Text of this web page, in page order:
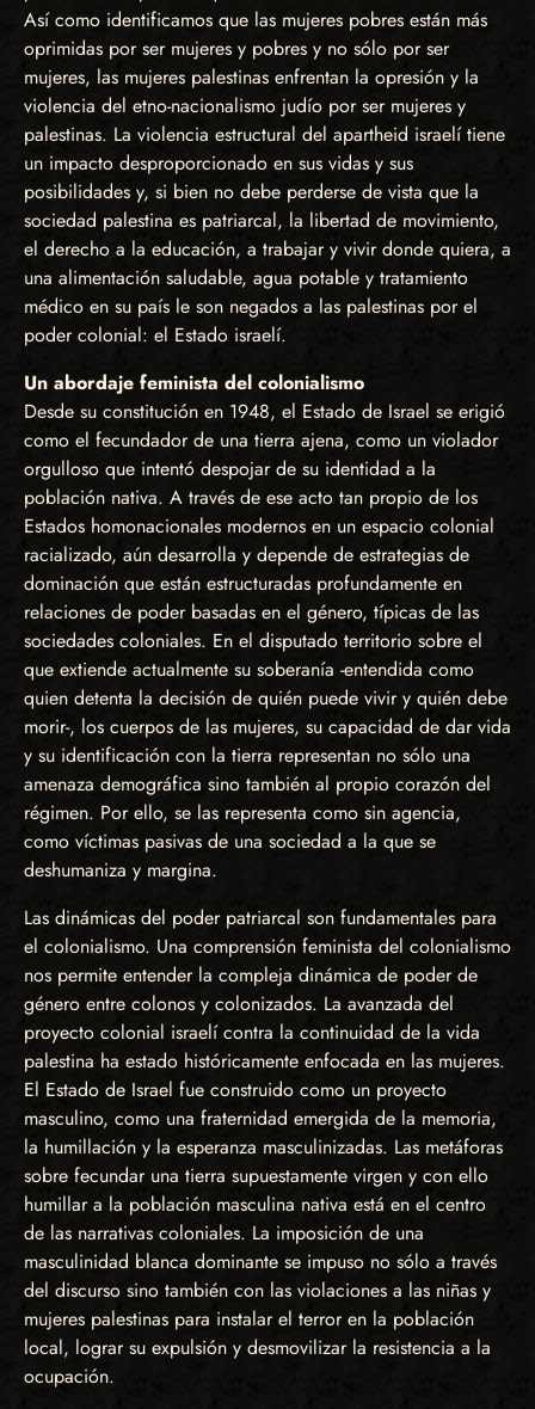
Así como identificamos que las mujeres pobres están más
oprimidas por ser mujeres y pobres y no sólo por ser
mujeres, las mujeres palestinas enfrentan la opresión y la
violencia del etno-nacionalismo judío por ser mujeres y
palestinas. La violencia estructural del apartheid israelí tiene
un impacto desproporcionado en sus vidas y sus
posibilidades y, si bien no debe perderse de vista que la
sociedad palestina es patriarcal, la libertad de movimiento,
el derecho a la educación, a trabajar y vivir donde quiera, a
una alimentación saludable, agua potable y tratamiento
médico en su país le son negados a las palestinas por el
poder colonial: el Estado israelí.
Un abordaje feminista del colonialismo
Desde su constitución en 1948, el Estado de Israel se erigió
como el fecundador de una tierra ajena, como un violador
orgulloso que intentó despojar de su identidad a la
población nativa. A través de ese acto tan propio de los
Estados homonacionales modernos en un espacio colonial
racializado, aún desarrolla y depende de estrategias de
dominación que están estructuradas profundamente en
relaciones de poder basadas en el género, típicas de las
sociedades coloniales. En el disputado territorio sobre el
que extiende actualmente su soberanía -entendida como
quien detenta la decisión de quién puede vivir y quién debe
morir-, los cuerpos de las mujeres, su capacidad de dar vida
y su identificación con la tierra representan no sólo una
amenaza demográfica sino también al propio corazón del
régimen. Por ello, se las representa como sin agencia,
como víctimas pasivas de una sociedad a la que se
deshumaniza y margina.
Las dinámicas del poder patriarcal son fundamentales para
el colonialismo. Una comprensión feminista del colonialismo
nos permite entender la compleja dinámica de poder de
género entre colonos y colonizados. La avanzada del
proyecto colonial israelí contra la continuidad de la vida
palestina ha estado históricamente enfocada en las mujeres.
El Estado de Israel fue construido como un proyecto
masculino, como una fraternidad emergida de la memoria,
la humillación y la esperanza masculinizadas. Las metáforas
sobre fecundar una tierra supuestamente virgen y con ello
humillar a la población masculina nativa está en el centro
de las narrativas coloniales. La imposición de una
masculinidad blanca dominante se impuso no sólo a través
del discurso sino también con las violaciones a las niñas y
mujeres palestinas para instalar el terror en la población
local, lograr su expulsión y desmovilizar la resistencia a la
ocupación.